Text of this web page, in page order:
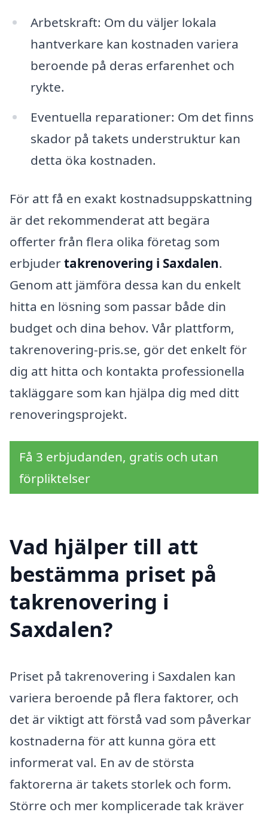
Arbetskraft: Om du väljer lokala
hantverkare kan kostnaden variera
beroende på deras erfarenhet och
rykte.
Eventuella reparationer: Om det finns
skador på takets understruktur kan
detta öka kostnaden.
För att få en exakt kostnadsuppskattning
är det rekommenderat att begära
offerter från flera olika företag som
erbjudertakrenovering i Saxdalen.
Genom att jämföra dessa kan du enkelt
hitta en lösning som passar både din
budget och dina behov. Vår plattform,
takrenovering-pris.se, gör det enkelt för
dig att hitta och kontakta professionella
takläggare som kan hjälpa dig med ditt
renoveringsprojekt.
Få 3 erbjudanden, gratis och utan
förpliktelser
Vad hjälper till att
bestämma priset på
takrenovering i
Saxdalen?
Priset på takrenovering i Saxdalen kan
variera beroende på flera faktorer, och
det är viktigt att förstå vad som påverkar
kostnaderna för att kunna göra ett
informerat val. En av de största
faktorerna är takets storlek och form.
Större och mer komplicerade tak kräver